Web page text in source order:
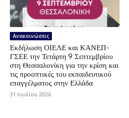
Ανακοινώσεις
Εκδήλωση ΟΙΕΛΕ και ΚΑΝΕΠ-
ΓΣΕΕ την Τετάρτη 9 Σεπτεμβρίου
στη Θεσσαλονίκη για την κρίση και
τις προοπτικές του εκπαιδευτικού
επαγγέλματος στην Ελλάδα
31 Ιουλίου 2026